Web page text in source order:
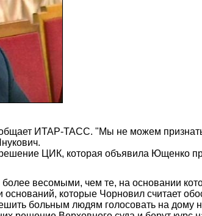
ИТАР-ТАСС. "Мы не можем
ЦИК, которая объявила Ющенко
более весомыми, чем те, на основании
оснований, которые Чорновил считает
больным людям голосовать на